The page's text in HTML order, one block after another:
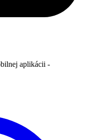
aplikácii -